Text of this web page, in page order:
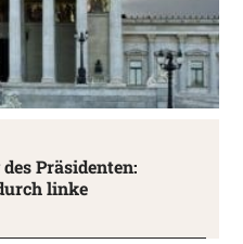
Präsidenten:
linke